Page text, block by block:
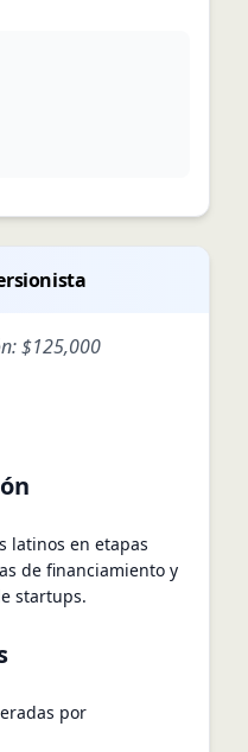
$125,000
latinos en etapas
de financiamiento y
startups.
por